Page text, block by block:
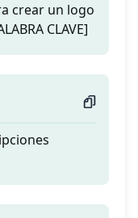
crear un logo
CLAVE]